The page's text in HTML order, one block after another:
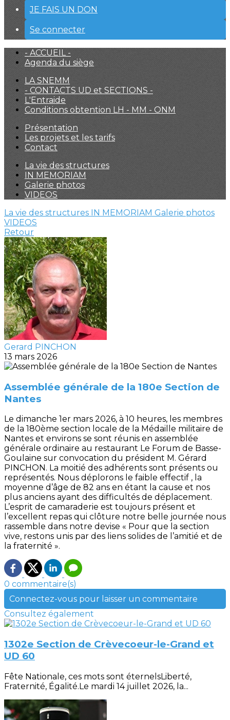
JE FAIS UN DON
Se connecter
- ACCUEIL -
Agenda du siège
LA SNEMM
- CONTACTS UD et SECTIONS -
L'Entraide
Conditions obtention LH - MM - ONM
Présentation
Les projets et les tarifs
Contact
La vie des structures
IN MEMORIAM
Galerie photos
VIDEOS
La vie des structures IN MEMORIAM Galerie photos
VIDEOS
Retour
Gerard PINCHON
13 mars 2026
Assemblée générale de la 180e Section de
Nantes
Le dimanche 1er mars 2026, à 10 heures, les membres
de la 180ème section locale de la Médaille militaire de
Nantes et environs se sont réunis en assemblée
générale ordinaire au restaurant Le Forum de Basse-
Goulaine sur convocation du président M. Gérard
PINCHON. La moitié des adhérents sont présents ou
représentés. Nous déplorons le faible effectif , la
moyenne d’âge de 82 ans en étant la cause et nos
plus anciens ayant des difficultés de déplacement.
L’esprit de camaraderie est toujours présent et
l’excellent repas qui clôture notre belle journée nous
rassemble dans notre devise « Pour que la section
vive, restons unis par des liens solides de l’amitié et de
la fraternité ».
0 commentaire(s)
Connectez-vous pour laisser un commentaire
Consultez également
1302e Section de Crèvecoeur-le-Grand et
UD 60
Fête Nationale, ces mots sont éternelsLiberté,
Fraternité, Égalité.Le mardi 14 juillet 2026, la...